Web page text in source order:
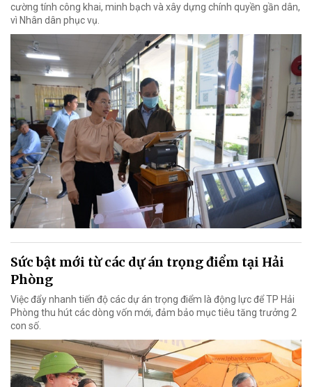
cường tính công khai, minh bạch và xây dựng chính quyền gần dân,
vì Nhân dân phục vụ.
Sức bật mới từ các dự án trọng điểm tại Hải
Phòng
Việc đẩy nhanh tiến độ các dự án trọng điểm là động lực để TP Hải
Phòng thu hút các dòng vốn mới, đảm bảo mục tiêu tăng trưởng 2
con số.